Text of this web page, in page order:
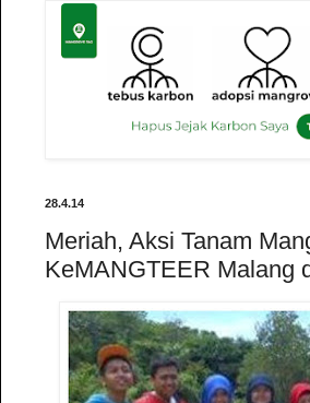
28.4.14
Meriah, Aksi Tanam
KeMANGTEER Malang